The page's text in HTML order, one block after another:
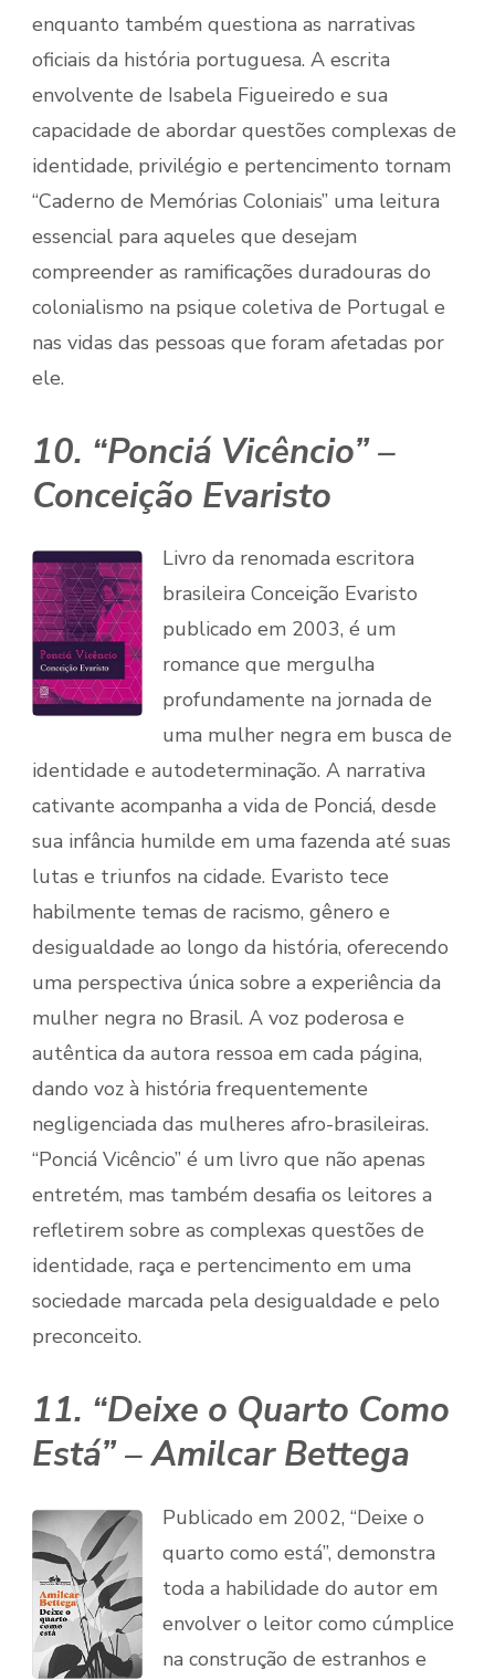
enquanto também questiona as narrativas
oficiais da história portuguesa. A escrita
envolvente de Isabela Figueiredo e sua
capacidade de abordar questões complexas de
identidade, privilégio e pertencimento tornam
“Caderno de Memórias Coloniais” uma leitura
essencial para aqueles que desejam
compreender as ramificações duradouras do
colonialismo na psique coletiva de Portugal e
nas vidas das pessoas que foram afetadas por
ele.
10. “Ponciá Vicêncio” –
Conceição Evaristo
Livro da renomada escritora
brasileira Conceição Evaristo
publicado em 2003, é um
romance que mergulha
profundamente na jornada de
uma mulher negra em busca de
identidade e autodeterminação. A narrativa
cativante acompanha a vida de Ponciá, desde
sua infância humilde em uma fazenda até suas
lutas e triunfos na cidade. Evaristo tece
habilmente temas de racismo, gênero e
desigualdade ao longo da história, oferecendo
uma perspectiva única sobre a experiência da
mulher negra no Brasil. A voz poderosa e
autêntica da autora ressoa em cada página,
dando voz à história frequentemente
negligenciada das mulheres afro-brasileiras.
“Ponciá Vicêncio” é um livro que não apenas
entretém, mas também desafia os leitores a
refletirem sobre as complexas questões de
identidade, raça e pertencimento em uma
sociedade marcada pela desigualdade e pelo
preconceito.
11. “Deixe o Quarto Como
Está” – Amilcar Bettega
Publicado em 2002, “Deixe o
quarto como está”, demonstra
toda a habilidade do autor em
envolver o leitor como cúmplice
na construção de estranhos e